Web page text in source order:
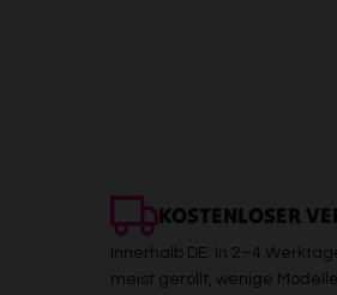
KOSTENLOSER
Innerhalb DE: In 2–4
meist gerollt, wenige